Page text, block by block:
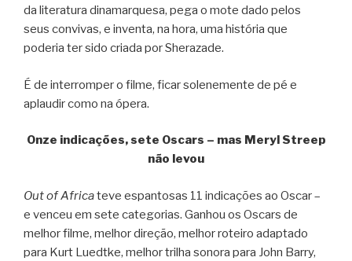
da literatura dinamarquesa, pega o mote dado pelos
seus convivas, e inventa, na hora, uma história que
poderia ter sido criada por Sherazade.
É de interromper o filme, ficar solenemente de pé e
aplaudir como na ópera.
Onze indicações, sete Oscars – mas Meryl Streep
não levou
Out of Africateve espantosas 11 indicações ao Oscar –
e venceu em sete categorias. Ganhou os Oscars de
melhor filme, melhor direção, melhor roteiro adaptado
para Kurt Luedtke, melhor trilha sonora para John Barry,